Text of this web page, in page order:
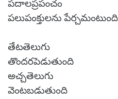
పదాలప్రపంచం
పలుపంక్తులను పేర్చమంటుంది
తేటతెలుగు
తొందరపెడుతుంది
అచ్చతెలుగు
వెంటబడుతుంది